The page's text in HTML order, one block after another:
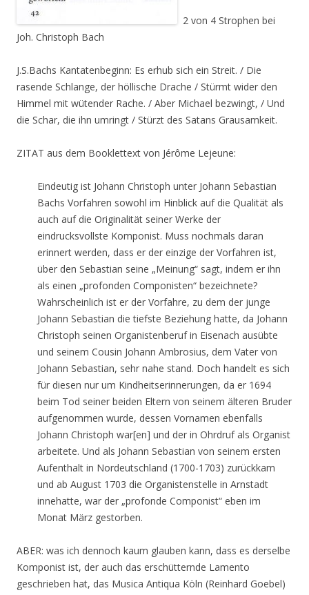
2 von 4 Strophen bei
Joh. Christoph Bach
J.S.Bachs Kantatenbeginn: Es erhub sich ein Streit. / Die
rasende Schlange, der höllische Drache / Stürmt wider den
Himmel mit wütender Rache. / Aber Michael bezwingt, / Und
die Schar, die ihn umringt / Stürzt des Satans Grausamkeit.
ZITAT aus dem Booklettext von Jérôme Lejeune:
Eindeutig ist Johann Christoph unter Johann Sebastian
Bachs Vorfahren sowohl im Hinblick auf die Qualität als
auch auf die Originalität seiner Werke der
eindrucksvollste Komponist. Muss nochmals daran
erinnert werden, dass er der einzige der Vorfahren ist,
über den Sebastian seine „Meinung“ sagt, indem er ihn
als einen „profonden Componisten“ bezeichnete?
Wahrscheinlich ist er der Vorfahre, zu dem der junge
Johann Sebastian die tiefste Beziehung hatte, da Johann
Christoph seinen Organistenberuf in Eisenach ausübte
und seinem Cousin Johann Ambrosius, dem Vater von
Johann Sebastian, sehr nahe stand. Doch handelt es sich
für diesen nur um Kindheitserinnerungen, da er 1694
beim Tod seiner beiden Eltern von seinem älteren Bruder
aufgenommen wurde, dessen Vornamen ebenfalls
Johann Christoph war[en] und der in Ohrdruf als Organist
arbeitete. Und als Johann Sebastian von seinem ersten
Aufenthalt in Nordeutschland (1700-1703) zurückkam
und ab August 1703 die Organistenstelle in Arnstadt
innehatte, war der „profonde Componist“ eben im
Monat März gestorben.
ABER: was ich dennoch kaum glauben kann, dass es derselbe
Komponist ist, der auch das erschütternde Lamento
geschrieben hat, das Musica Antiqua Köln (Reinhard Goebel)